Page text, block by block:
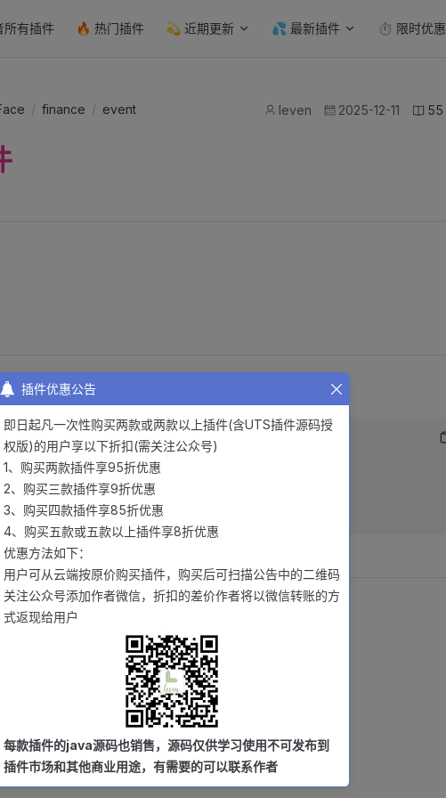
插件优惠公告
即日起凡一次性购买两款或两款以上插件(含UTS插件源码授
权版)的用户享以下折扣(需关注公众号)
1、购买两款插件享95折优惠
2、购买三款插件享9折优惠
3、购买四款插件享85折优惠
4、购买五款或五款以上插件享8折优惠
优惠方法如下：
用户可从云端按原价购买插件，购买后可扫描公告中的二维码
关注公众号添加作者微信，折扣的差价作者将以微信转账的方
式返现给用户
每款插件的java源码也销售，源码仅供学习使用不可发布到
插件市场和其他商业用途，有需要的可以联系作者
有插件 🔥 热门插件 💫 近期更新 💦 最新插件 ⏱️ 限时优惠
/ finance / event leven 2025-12-11 55
log
(e.detail)
返回类型，0.成功，其他：失败